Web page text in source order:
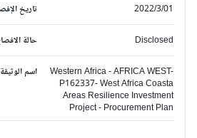
تاريخ الإفصاح 2022/3/01
حالة الافصاح Disclosed
اسم الوثيقة
Western Africa - AFRICA WEST-
P162337- West Africa Coasta
Areas Resilience Investment
Project - Procurement Plan